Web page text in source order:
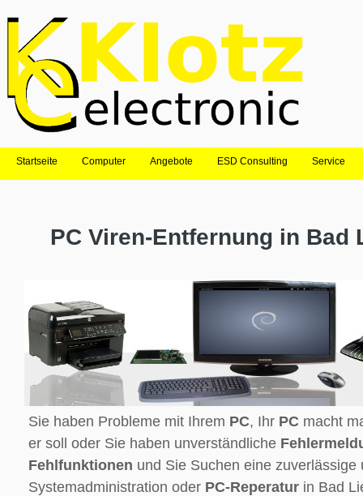
Startseite Computer Angebote ESD Consulting Service
PC Viren-Entfernung in Bad
Sie haben Probleme mit Ihrem PC, Ihr PC macht
er soll oder Sie haben unverständliche
Fehlfunktionen und Sie Suchen eine zuverlässige
Systemadministration oder PC-Reperatur in Bad